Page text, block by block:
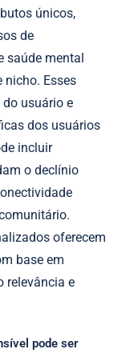
únicos,
de
saúde mental
nicho. Esses
usuário e
dos usuários
incluir
o declínio
oferecem
base em
relevância e
pode ser